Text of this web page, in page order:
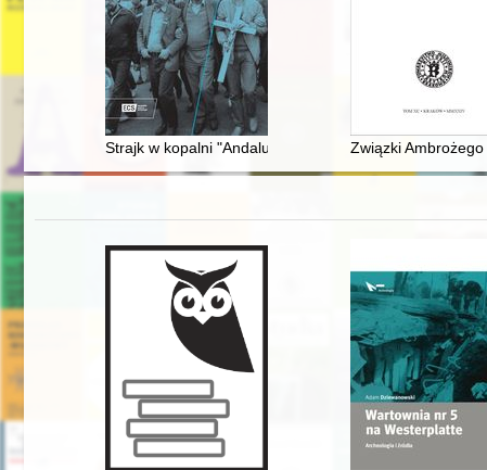
Strajk w kopalni "Andaluzja" w sierpniu 1988 roku :
Związki